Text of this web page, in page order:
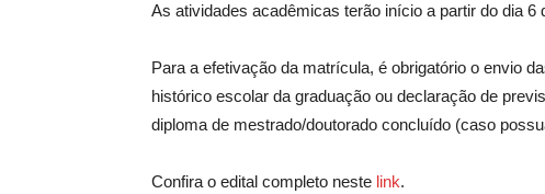
As atividades acadêmicas terão início a partir do dia 6
Para a efetivação da matrícula, é obrigatório o envio
histórico escolar da graduação ou declaração de
diploma de mestrado/doutorado concluído (caso
Confira o edital completo neste link.